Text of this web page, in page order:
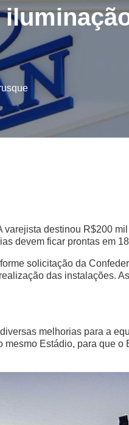
destinou R$200
devem ficar prontas em
solicitação da
das instalações.
melhorias para a
Estádio, para que